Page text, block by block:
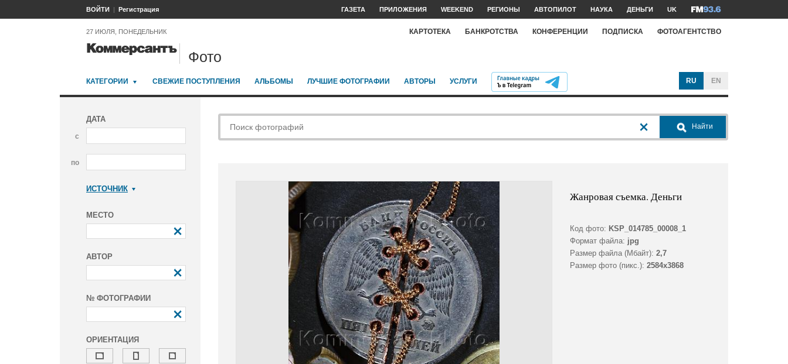
ВОЙТИ Регистрация ГАЗЕТА ПРИЛОЖЕНИЯ WEEKEND РЕГИОНЫ АВТОПИЛОТ НАУКА ДЕНЬГИ UK
27 ИЮЛЯ, ПОНЕДЕЛЬНИК КАРТОТЕКА БАНКРОТСТВА КОНФЕРЕНЦИИ ПОДПИСКА ФОТОАГЕНТСТВО
Фото
КАТЕГОРИИ СВЕЖИЕ ПОСТУПЛЕНИЯ АЛЬБОМЫ ЛУЧШИЕ ФОТОГРАФИИ АВТОРЫ УСЛУГИ RU EN
ДАТА
с
по
ИСТОЧНИК
МЕСТО
АВТОР
№ ФОТОГРАФИИ
ОРИЕНТАЦИЯ
Найти
Жанровая съемка. Деньги
Код фото: KSP_014785_00008_1
Формат файла: jpg
Размер файла (Мбайт): 2,7
Размер фото (пикс.): 2584x3868